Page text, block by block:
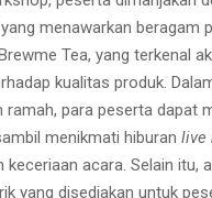
menawarkan beragam
Tea, yang terkenal
kualitas produk.
ramah, para peserta dapat
menikmati hiburan live
keceriaan acara. Selain itu,
yang disediakan untuk